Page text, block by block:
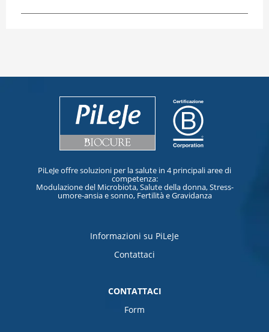
PiLeJe offre soluzioni per la salute in 4 principali aree di
competenza:
Modulazione del Microbiota, Salute della donna, Stress-
umore-ansia e sonno, Fertilità e Gravidanza
Informazioni su PiLeJe
Contattaci
CONTATTACI
Form